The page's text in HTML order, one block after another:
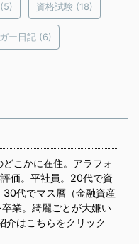
(5) 資格試験 (18)
ー日記 (6)
こかに在住。アラフォ
価。平社員。20代で資
代でマス層（金融資産
業。綺麗ごとが大嫌い
介はこちらをクリック